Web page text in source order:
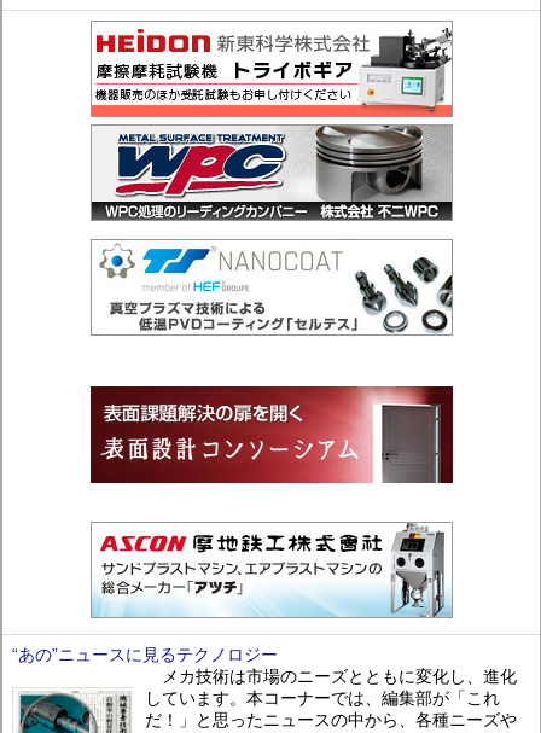
“あの”ニュースに見るテクノロジー
メカ技術は市場のニーズとともに変化し、進化
しています。本コーナーでは、編集部が「これ
だ！」と思ったニュースの中から、各種ニーズや